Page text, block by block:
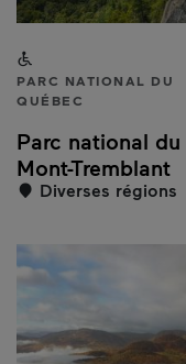
PARC NATIONAL DU
QUÉBEC
Accessible aux
Parc national du
Mont-Tremblant
Diverses régions